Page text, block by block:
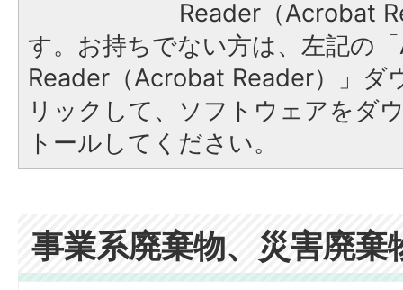
Reader（Acrobat
す。お持ちでない方は、左記の
Reader（Acrobat Reader）」ダ
リックして、ソフトウェアをダ
トールしてください。
事業系廃棄物、災害廃棄